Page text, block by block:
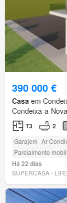
390 000 €
Casa em
Condeixa-a-
T3 2
Garajem Ar
Parcialmente
Há 22 dias
SUPERCASA -